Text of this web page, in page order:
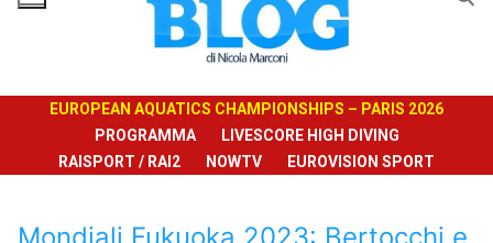
EUROPEAN AQUATICS CHAMPIONSHIPS – PARIS 2026
PROGRAMMA
LIVESCORE HIGH DIVING
RAISPORT / RAI2
NOWTV EUROVISION SPORT